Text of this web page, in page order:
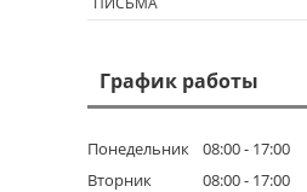
График работы
Понедельник 08:00 17:00
Вторник
08:00 17:00